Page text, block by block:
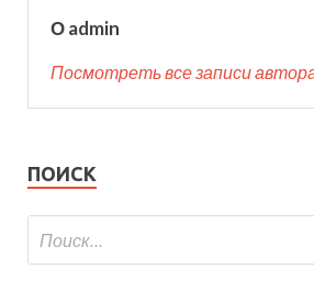
О admin
Посмотреть все записи
ПОИСК